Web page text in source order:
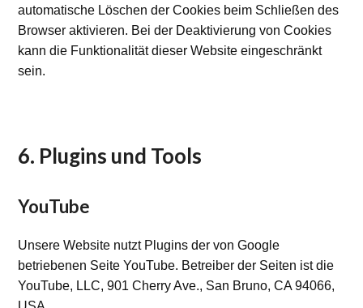
automatische Löschen der Cookies beim Schließen des
Browser aktivieren. Bei der Deaktivierung von Cookies
kann die Funktionalität dieser Website eingeschränkt
sein.
6. Plugins und Tools
YouTube
Unsere Website nutzt Plugins der von Google
betriebenen Seite YouTube. Betreiber der Seiten ist die
YouTube, LLC, 901 Cherry Ave., San Bruno, CA 94066,